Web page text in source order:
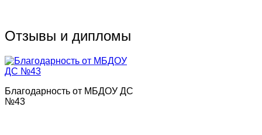
Отзывы и дипломы
Благодарность от МБДОУ ДС
№43